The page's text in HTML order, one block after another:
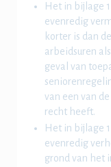
Het in bijlage
evenredig
korter is dan
arbeidsuren
geval van
van een van
recht heeft.
Het in bijlage
evenredig
grond van het